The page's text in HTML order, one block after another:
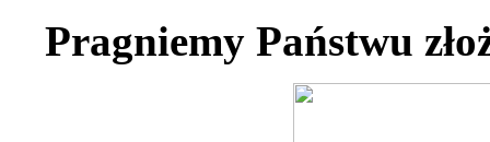
Pragniemy Państwu